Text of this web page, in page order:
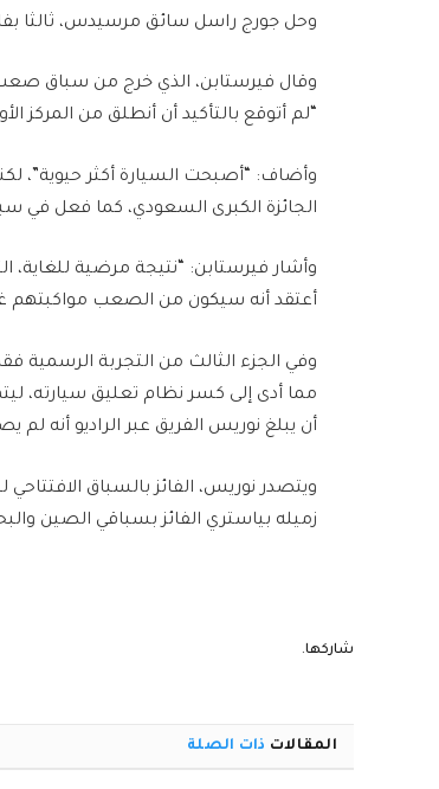
وحل جورج راسل سائق مرسيدس، ثالثا بفارق 113ر0 ثانية عن
وقال فيرستابن، الذي خرج من سباق
“لم أتوقع بالتأكيد أن أنطلق من المركز
وأضاف: “أصبحت السيارة أكثر حيوية”،
الجائزة الكبرى السعودي، كما فعل في
وأشار فيرستابن: “نتيجة مرضية للغاية،
أعتقد أنه سيكون من الصعب مواكبتهم
وفي الجزء الثالث من التجربة
مما أدى إلى كسر نظام تعليق سيارته،
أن يبلغ نوريس الفريق عبر الراديو أنه لم
ويتصدر نوريس، الفائز بالسباق
زميله بياستري الفائز بسباقي الصين
شاركها.
المقالات ذات الصلة